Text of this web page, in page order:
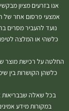
אנו בזרעים מציון
אמצעי פרסום אחר של
נועד להעביר מסרים
כלשהי או המלצה
החלטה על רכישת מוצר
כלשהן הקושרות בין
בכל שאלה שבבריאות
במקורות מידע